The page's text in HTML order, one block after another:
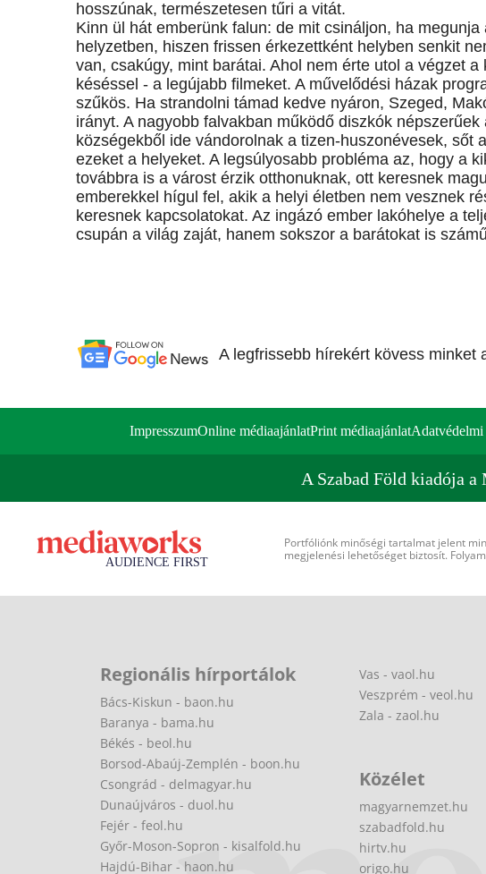
hosszúnak, természetesen tűri a vitát.
Kinn ül hát emberünk falun: de mit csináljon, ha
helyzetben, hiszen frissen érkezettként helyben senkit
van, csakúgy, mint barátai. Ahol nem érte utol a végzet
késéssel - a legújabb filmeket. A művelődési házak
szűkös. Ha strandolni támad kedve nyáron, Szeged,
irányt. A nagyobb falvakban működő diszkók
községekből ide vándorolnak a tizen-huszonévesek, sőt
ezeket a helyeket. A legsúlyosabb probléma az, hogy a
továbbra is a várost érzik otthonuknak, ott keresnek
emberekkel hígul fel, akik a helyi életben nem vesznek
keresnek kapcsolatokat. Az ingázó ember lakóhelye a
csupán a világ zaját, hanem sokszor a barátokat is
A legfrissebb hírekért kövess minket
ImpresszumOnline médiaajánlatPrint médiaajánlat
A Szabad Föld kiadója
Portfóliónk minőségi tartalmat jelent
megjelenési lehetőséget biztosít.
Regionális hírportálok
Bács-Kiskun - baon.hu
Baranya - bama.hu
Békés - beol.hu
Borsod-Abaúj-Zemplén - boon.hu
Csongrád - delmagyar.hu
Dunaújváros - duol.hu
Fejér - feol.hu
Győr-Moson-Sopron - kisalfold.hu
Hajdú-Bihar - haon.hu
Vas - vaol.hu
Veszprém - veol.hu
Zala - zaol.hu
Közélet
magyarnemzet.hu
szabadfold.hu
hirtv.hu
origo.hu